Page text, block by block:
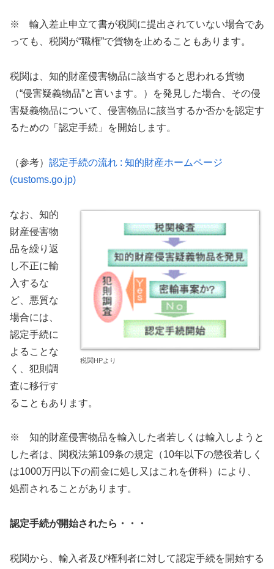
※ 輸入差止申立て書が税関に提出されていない場合であ
っても、税関が“職権”で貨物を止めることもあります。
税関は、知的財産侵害物品に該当すると思われる貨物
（“侵害疑義物品”と言います。）を発見した場合、その侵
害疑義物品について、侵害物品に該当するか否かを認定す
るための「認定手続」を開始します。
（参考） 認定手続の流れ : 知的財産ホームページ
(customs.go.jp)
税関HPより
なお、知的
財産侵害物
品を繰り返
し不正に輸
入するな
ど、悪質な
場合には、
認定手続に
よることな
く、犯則調
査に移行す
ることもあります。
※ 知的財産侵害物品を輸入した者若しくは輸入しようと
した者は、関税法第109条の規定（10年以下の懲役若しく
は1000万円以下の罰金に処し又はこれを併科）により、
処罰されることがあります。
認定手続が開始されたら・・・
税関から、輸入者及び権利者に対して認定手続を開始する